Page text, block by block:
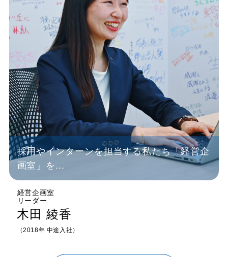
採用やインターンを担当する私たち「経営企
画室」を...
経営企画室
リーダー
木田 綾香
（2018年 中途入社）